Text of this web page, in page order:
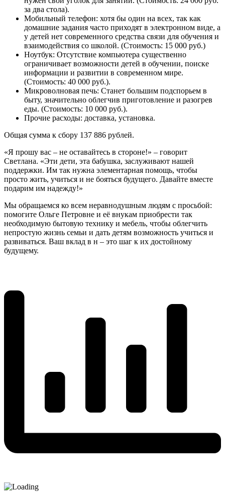
за два стола).
Мобильный телефон: хотя бы один на всех, так как
домашние задания часто приходят в электронном виде, а
у детей нет современного средства связи для обучения и
взаимодействия со школой. (Стоимость: 15 000 руб.)
Ноутбук: Отсутствие компьютера существенно
ограничивает возможности детей в обучении, поиске
информации и развитии в современном мире.
(Стоимость: 40 000 руб.).
Микроволновая печь: Станет большим подспорьем в
быту, значительно облегчив приготовление и разогрев
еды. (Стоимость: 10 000 руб.).
Прочие расходы: доставка, установка.
Общая сумма к сбору 137 886 рублей.
«Я прошу вас – не оставайтесь в стороне!» – говорит
Светлана. «Эти дети, эта бабушка, заслуживают нашей
поддержки. Им так нужна элементарная помощь, чтобы
просто жить, учиться и не бояться будущего. Давайте вместе
подарим им надежду!»
Мы обращаемся ко всем неравнодушным людям с просьбой:
помогите Ольге Петровне и её внукам приобрести так
необходимую бытовую технику и мебель, чтобы облегчить
непростую жизнь семьи и дать детям возможность учиться и
развиваться. Ваш вклад в н – это шаг к их достойному
будущему.